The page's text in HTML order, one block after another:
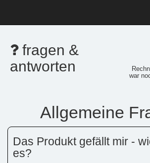
fragen &
antworten
war
Allgemeine
Das Produkt gefällt mir -
es?